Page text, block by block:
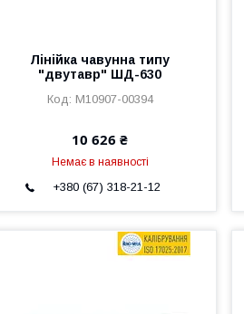
Лінійка чавунна типу
"двутавр" ШД-630
M10907-00394
10 626 ₴
Немає в наявності
+380 (67) 318-21-12